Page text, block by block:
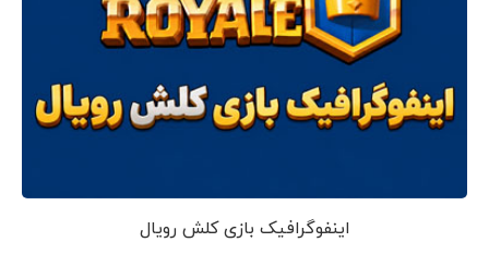
اینفوگرافیک بازی کلش رویال